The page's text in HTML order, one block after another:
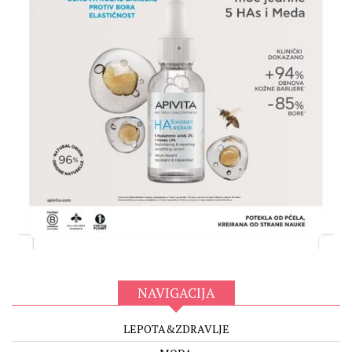
NAVIGACIJA
LEPOTA&ZDRAVLJE